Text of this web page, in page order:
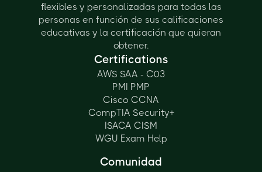
flexibles y personalizadas para todas las
personas en función de sus calificaciones
educativas y la certificación que quieran
obtener.
Certifications
AWS SAA - C03
PMI PMP
Cisco CCNA
CompTIA Security+
ISACA CISM
WGU Exam Help
Comunidad